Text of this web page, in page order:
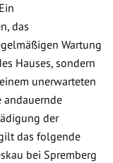
das
Wartung
Hauses, sondern
unerwarteten
andauernde
der
das folgende
bei Spremberg